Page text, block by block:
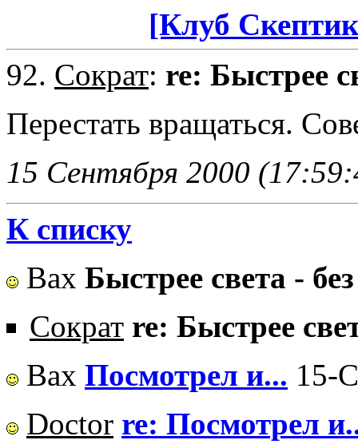
[Клуб
92. Сократ: re: Быстрее
Перестать вращаться.
15 Сентября 2000
К списку
Вах Быстрее света -
Сократ re: Быстрее
Вах Посмотрел и... 15-
Doctor re: Посмотрел